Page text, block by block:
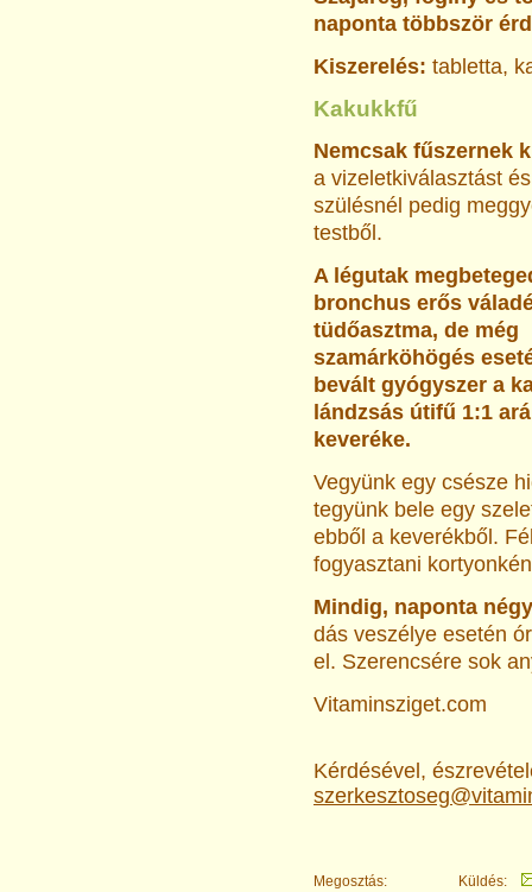
naponta többször
Kiszerelés: tabletta,
Kakukkfű
Nemcsak fűszernek
a vizeletkiválasztást
szülésnél pedig
testből.
A légutak
bronchus erős
tüdőasztma, de még
szamárköhögés
bevált gyógyszer a
lándzsás útifű 1:1
keveréke.
Vegyünk egy csésze
tegyünk bele egy
ebből a keverékből.
fogyasztani
Mindig, naponta
dás veszélye esetén
el. Szerencsére sok
Vitaminsziget.com
Kérdésével,
Megosztás: Küldés: